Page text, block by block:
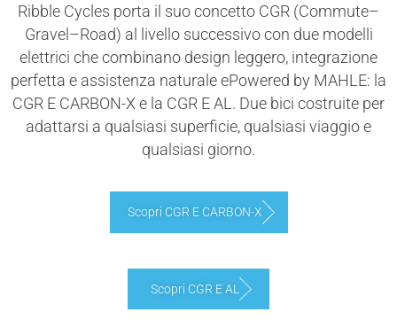
Ribble Cycles porta il suo concetto CGR (Commute–
Gravel–Road) al livello successivo con due modelli
elettrici che combinano design leggero, integrazione
perfetta e assistenza naturale ePowered by MAHLE: la
CGR E CARBON-X e la CGR E AL. Due bici costruite per
adattarsi a qualsiasi superficie, qualsiasi viaggio e
qualsiasi giorno.
Scopri CGR E CARBON-X
Scopri CGR E AL